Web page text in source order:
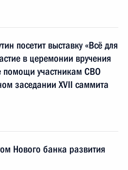
посетит выставку «Всё для
в церемонии вручения
помощи участникам СВО
заседании XVII саммита
Нового банка развития